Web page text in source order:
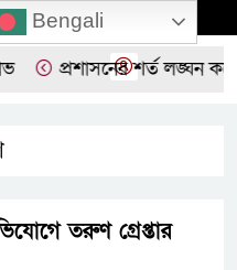
০৬ অগাস্ট ২০২৬
প্রশাসনের শর্ত লঙ্ঘন করে
তরুণ গ্রেপ্তার
Bengali